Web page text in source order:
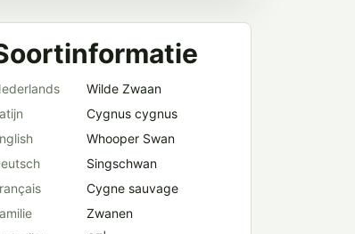
Wilde Zwaan
Cygnus cygnus
Whooper Swan
Singschwan
Cygne sauvage
Zwanen